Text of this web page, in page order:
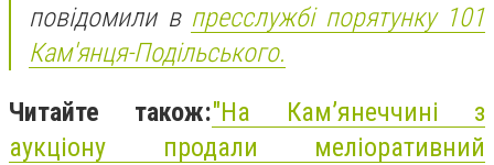
повідомили в пресслужбі порятунку 101
Кам'янця-Подільського.
Читайте також:"На Кам’янеччині з
аукціону продали меліоративний